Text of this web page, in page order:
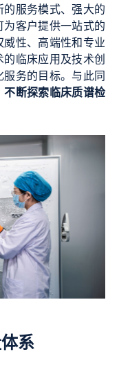
服务模式、强大的
客户提供一站式的
性、高端性和专业
临床应用及技术创
务的目标。与此同
断探索临床质谱检
系